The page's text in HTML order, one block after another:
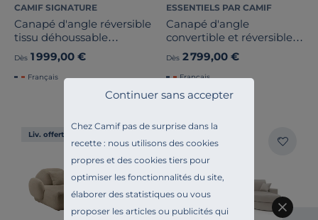
Chez Camif pas de surprise dans la
recette : nous utilisons des cookies
propres et des cookies tiers pour
optimiser les fonctionnalités du site,
élaborer des statistiques ou vous
proposer les articles ou publicités qui
Continuer sans accepter
CAMIF SIGNATURE
Canapé d'angle réversible
tissu déhoussable
Marbella
Dès 1 999,00 €
Français
ESSENTIELS PAR CAMIF
Canapé d'angle
convertible et réversible
tissu déhoussable Oslo
Dès 2 799,00 €
Français
Liv. offerte